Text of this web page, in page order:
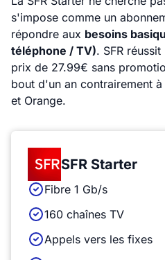
s'impose comme un
répondre aux besoins
téléphone / TV). SFR
prix de 27.99€ sans
bout d'un an contrairement
et Orange.
SFR Starter
Fibre 1 Gb/s
160 chaînes TV
Appels vers les fixes